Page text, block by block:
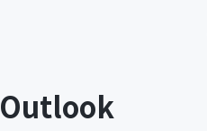
Outlook